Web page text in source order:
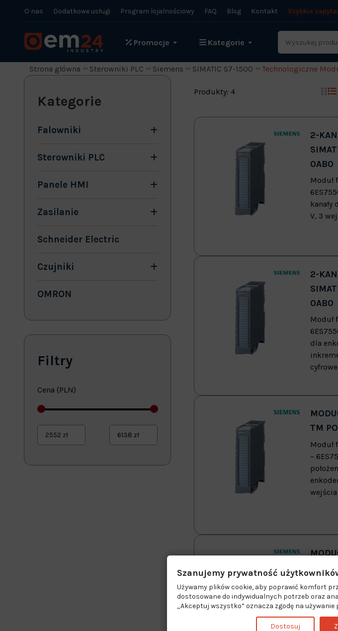
O nas Dodatkowe usługi Program lojalnościowy FAQ Blog Kontakt Szybkie
Promocje Kategorie
Strona główna Sterowniki PLC Siemens SIMATIC S7-1500 Technologiczne
Produkty: 4
2-
0AB0
Moduł
V, 3
2-
0AB0
Moduł
dla
TM
Moduł
–
wejścia
TM
Moduł
16 ze
Kategorie
Falowniki
Sterowniki PLC
Panele HMI
Zasilanie
Schneider Electric
Czujniki
OMRON
Filtry
Cena (PLN)
2552 zł 6138 zł
Szanujemy prywatność
Używamy plików cookie, aby poprawić komfort
dostosowane do indywidualnych potrzeb oraz
„Akceptuj wszystko” oznacza zgodę na używanie
Dostosuj